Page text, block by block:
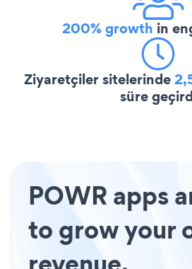
200% growth in
Ziyaretçiler sitelerinde
süre
POWR apps
to grow your